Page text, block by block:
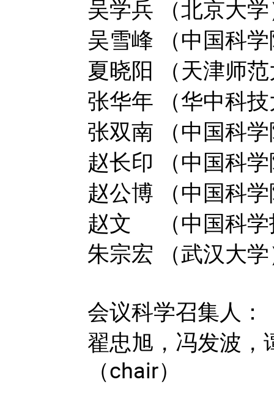
吴学兵 （北京大
吴雪峰 （中国科
夏晓阳 （天津师
张华年 （华中科
张双南 （中国科
赵长印 （中国科
赵公博 （中国科
赵文 （中国科学
朱宗宏 （武汉大
会议科学召集人：
翟忠旭，冯发波，
（chair）